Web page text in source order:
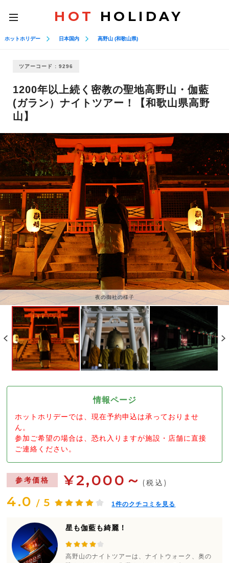
toggle
navigation
HOT HOLIDAY
ホットホリデー 日本国内 高野山 (和歌山県)
ツアーコード : 9296
1200年以上続く密教の聖地高野山・伽藍
(ガラン）ナイトツアー！【和歌山県高野
山】
夜の御社の様子
情報ページ
ホットホリデーでは、現在予約申込は承っておりませ
ん。
参加ご希望の場合は、恐れ入りますが施設・店舗に直接
ご連絡ください。
参考価格 ¥2,000～ (税込)
4.0 / 5 1件のクチコミを見る
星も伽藍も綺麗！
高野山のナイトツアーは、ナイトウォーク、奥の